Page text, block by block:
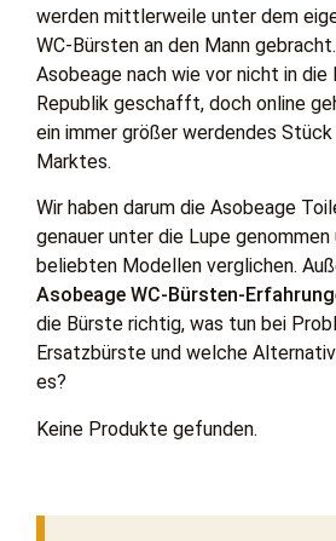
werden mittlerweile unter dem
WC-Bürsten an den Mann
Asobeage nach wie vor nicht in
Republik geschafft, doch online
ein immer größer werdendes
Marktes.
Wir haben darum die Asobeage
genauer unter die Lupe
beliebten Modellen verglichen.
Asobeage WC-Bürsten-
die Bürste richtig, was tun bei
Ersatzbürste und welche
es?
Keine Produkte gefunden.